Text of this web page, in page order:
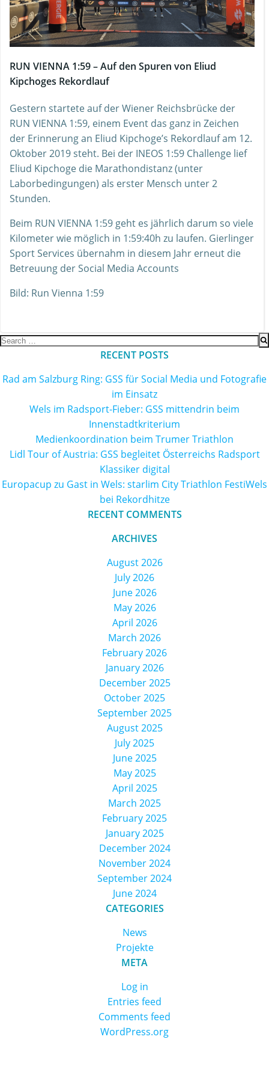
RUN VIENNA 1:59 – Auf den Spuren von Eliud
Kipchoges Rekordlauf
Gestern startete auf der Wiener Reichsbrücke der
RUN VIENNA 1:59, einem Event das ganz in Zeichen
der Erinnerung an Eliud Kipchoge’s Rekordlauf am 12.
Oktober 2019 steht. Bei der INEOS 1:59 Challenge lief
Eliud Kipchoge die Marathondistanz (unter
Laborbedingungen) als erster Mensch unter 2
Stunden.
Beim RUN VIENNA 1:59 geht es jährlich darum so viele
Kilometer wie möglich in 1:59:40h zu laufen. Gierlinger
Sport Services übernahm in diesem Jahr erneut die
Betreuung der Social Media Accounts
Bild: Run Vienna 1:59
Search
RECENT POSTS
Rad am Salzburg Ring: GSS für Social Media und Fotografie
im Einsatz
Wels im Radsport-Fieber: GSS mittendrin beim
Innenstadtkriterium
Medienkoordination beim Trumer Triathlon
Lidl Tour of Austria: GSS begleitet Österreichs Radsport
Klassiker digital
Europacup zu Gast in Wels: starlim City Triathlon FestiWels
bei Rekordhitze
RECENT COMMENTS
ARCHIVES
August 2026
July 2026
June 2026
May 2026
April 2026
March 2026
February 2026
January 2026
December 2025
October 2025
September 2025
August 2025
July 2025
June 2025
May 2025
April 2025
March 2025
February 2025
January 2025
December 2024
November 2024
September 2024
June 2024
CATEGORIES
News
Projekte
META
Log in
Entries feed
Comments feed
WordPress.org